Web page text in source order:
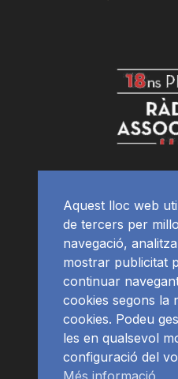
Aquest lloc web
de tercers per
navegació,
mostrar publicitat
continuar
cookies segons la
cookies. Podeu
les en qualsevol
configuració del